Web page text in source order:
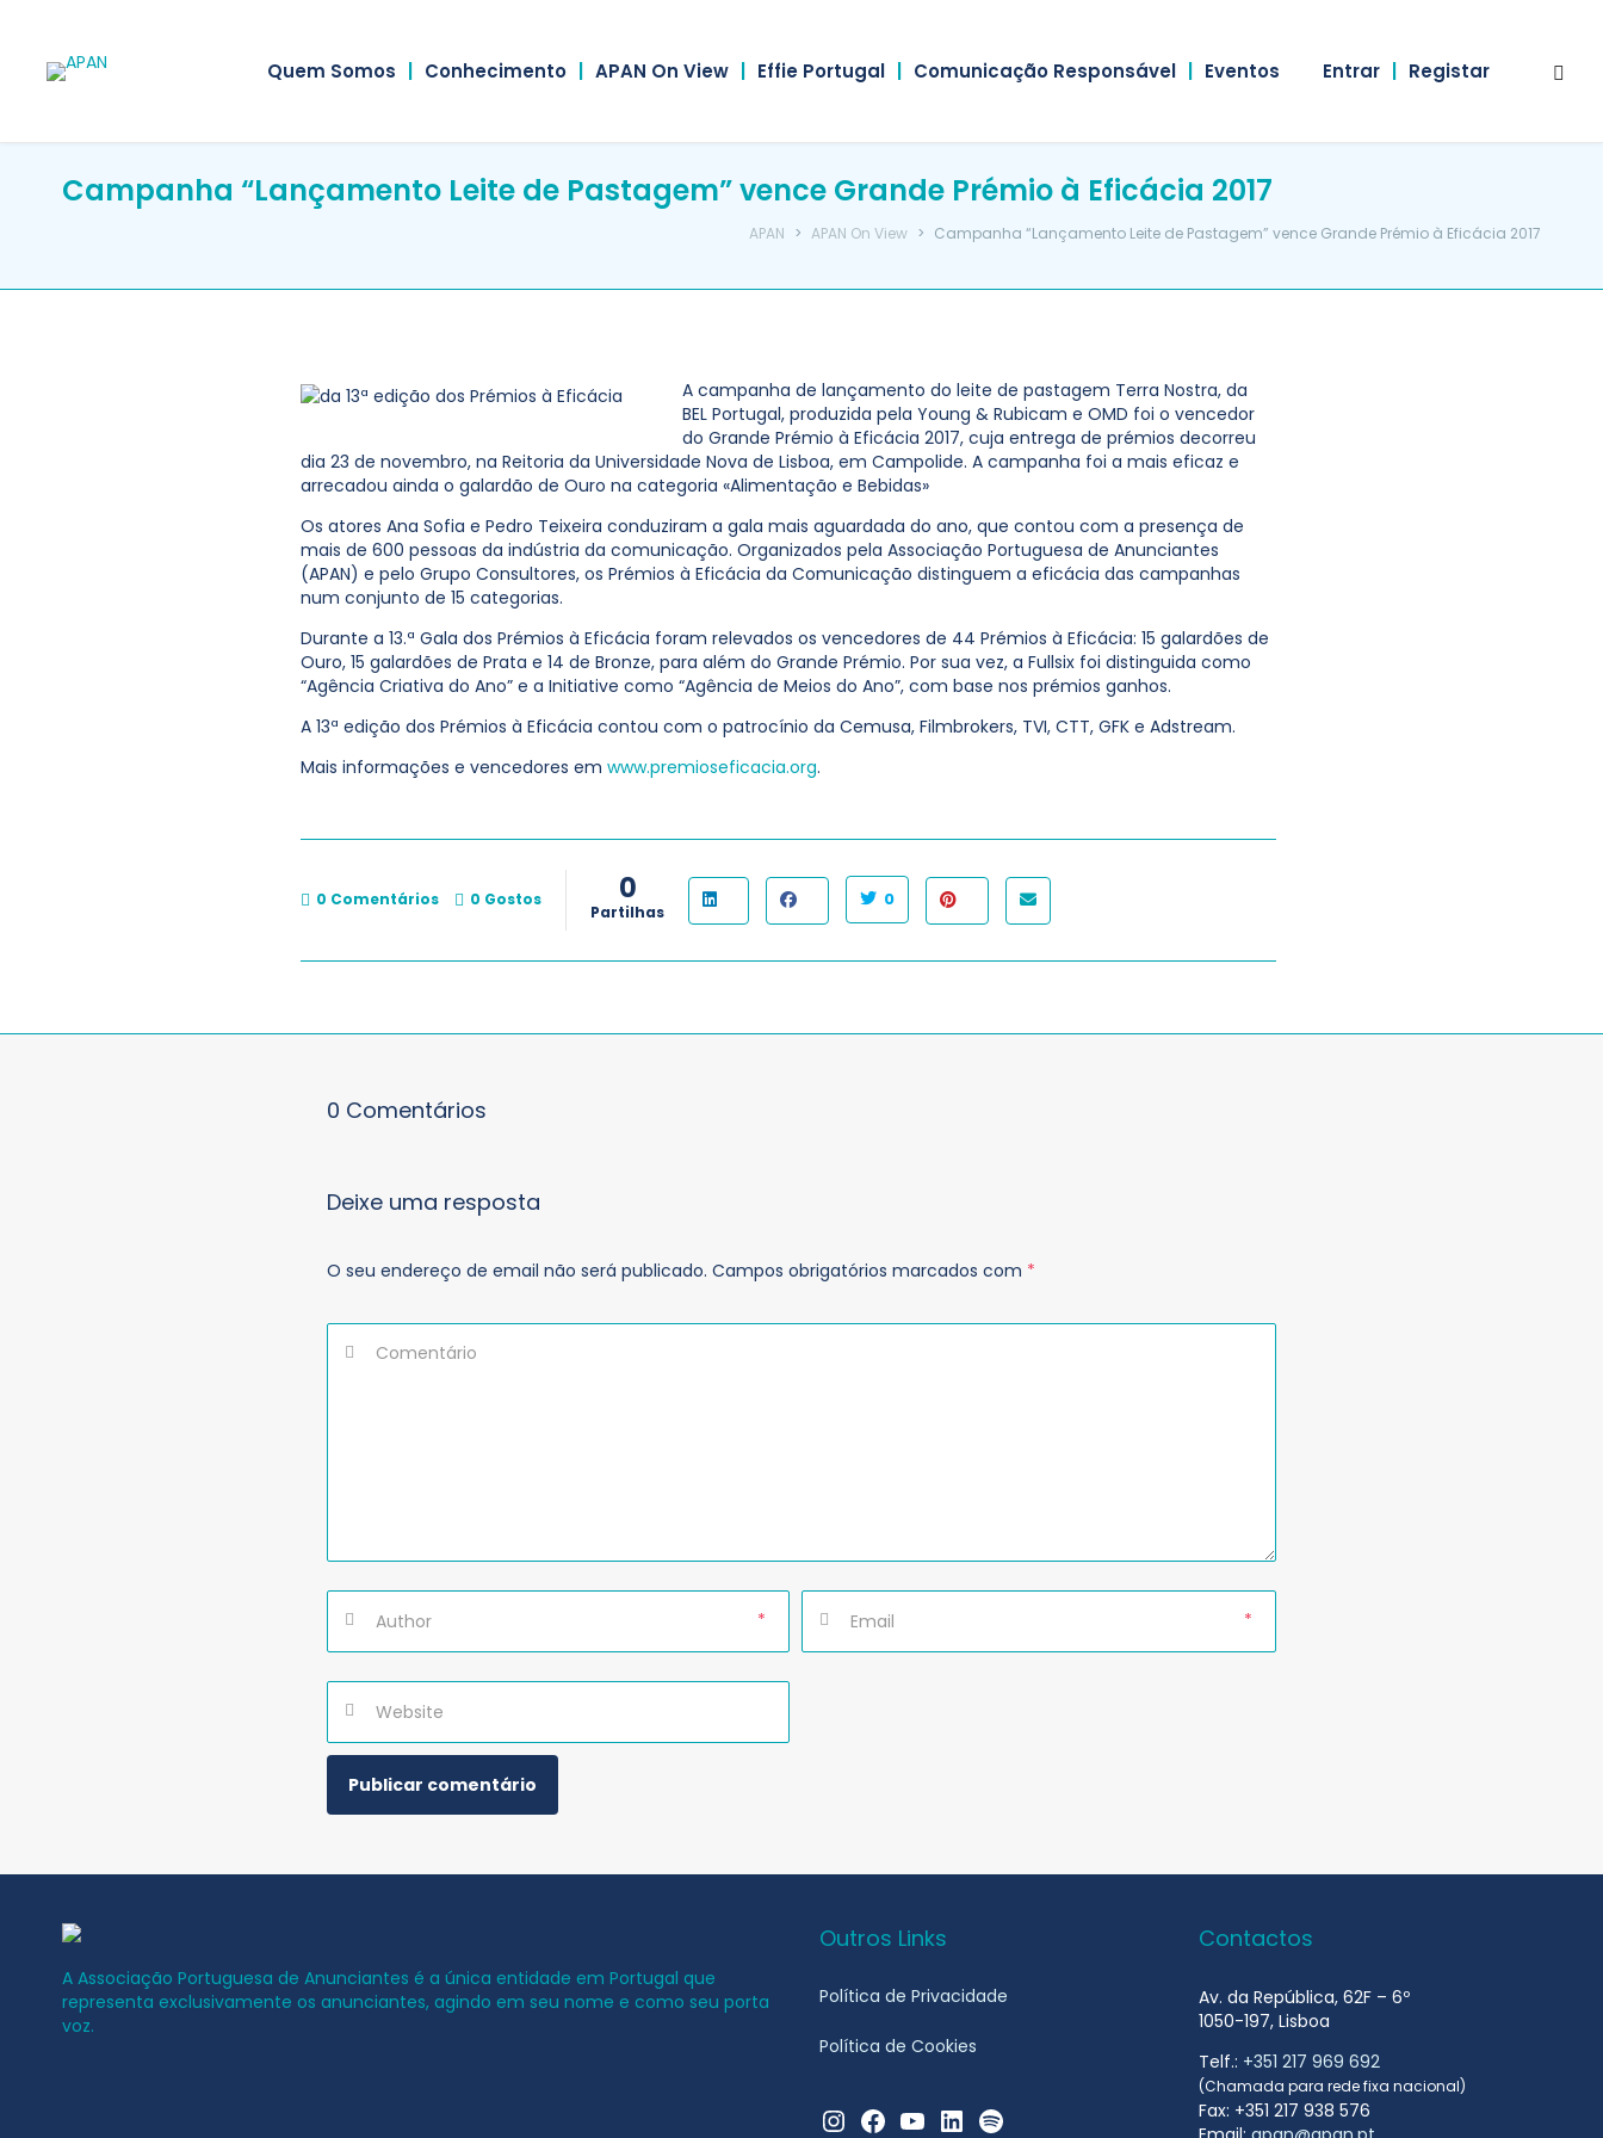
Quem Somos Conhecimento APAN On View Effie Portugal Comunicação Responsável Eventos Entrar Registar
Campanha “Lançamento Leite de Pastagem” vence Grande Prémio à Eficácia 2017
APAN > APAN On View > Campanha “Lançamento Leite de Pastagem” vence Grande Prémio à Eficácia 2017
A campanha de lançamento do leite de pastagem Terra Nostra, da
BEL Portugal, produzida pela Young & Rubicam e OMD foi o vencedor
do Grande Prémio à Eficácia 2017, cuja entrega de prémios decorreu
dia 23 de novembro, na Reitoria da Universidade Nova de Lisboa, em Campolide. A campanha foi a mais eficaz e
arrecadou ainda o galardão de Ouro na categoria «Alimentação e Bebidas»
Os atores Ana Sofia e Pedro Teixeira conduziram a gala mais aguardada do ano, que contou com a presença de
mais de 600 pessoas da indústria da comunicação. Organizados pela Associação Portuguesa de Anunciantes
(APAN) e pelo Grupo Consultores, os Prémios à Eficácia da Comunicação distinguem a eficácia das campanhas
num conjunto de 15 categorias.
Durante a 13.ª Gala dos Prémios à Eficácia foram relevados os vencedores de 44 Prémios à Eficácia: 15 galardões de
Ouro, 15 galardões de Prata e 14 de Bronze, para além do Grande Prémio. Por sua vez, a Fullsix foi distinguida como
“Agência Criativa do Ano” e a Initiative como “Agência de Meios do Ano”, com base nos prémios ganhos.
A 13ª edição dos Prémios à Eficácia contou com o patrocínio da Cemusa, Filmbrokers, TVI, CTT, GFK e Adstream.
Mais informações e vencedores em www.premioseficacia.org.
0 Comentários 0 Gostos 0
Partilhas
0
0 Comentários
Deixe uma resposta
O seu endereço de email não será publicado. Campos obrigatórios marcados com *
* *
A Associação Portuguesa de Anunciantes é a única entidade em Portugal que
representa exclusivamente os anunciantes, agindo em seu nome e como seu porta
voz.
Outros Links
Política de Privacidade
Política de Cookies
Instagram
FacebookYouTubeLinkedInSpotify
Contactos
Av. da República, 62F – 6º
1050-197, Lisboa
Telf.: +351 217 969 692
(Chamada para rede fixa nacional)
Fax: +351 217 938 576